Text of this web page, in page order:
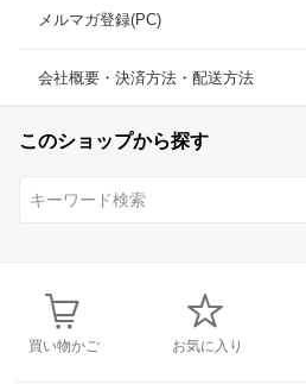
メルマガ登録(PC)
会社概要・決済方法・配送方法
このショップから探す
買い物かご お気に入り